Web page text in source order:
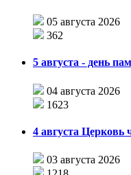
05 августа 2026
362
5 августа - день
04 августа 2026
1623
4 августа
03 августа 2026